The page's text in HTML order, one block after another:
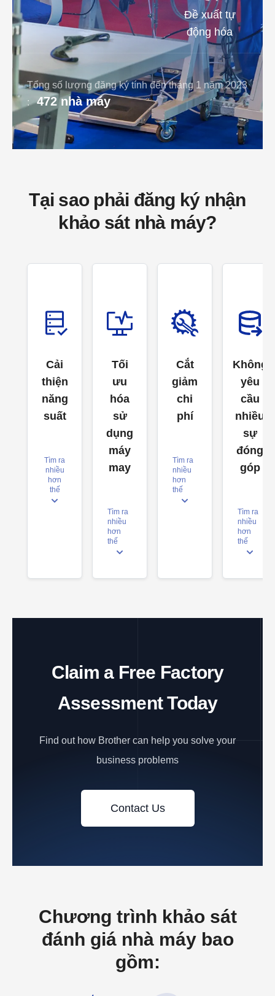
Đề xuất tự
động hóa
Tổng số lượng đăng ký tính đến tháng 1 năm 2023
: 472 nhà máy
Tại sao phải đăng ký nhận
khảo sát nhà máy?
Cải
thiện
năng
suất
Tìm ra
nhiều
hơn
thế
Tối
ưu
hóa
sử
dụng
máy
may
Tìm ra
nhiều
hơn
thế
Cắt
giảm
chi
phí
Tìm ra
nhiều
hơn
thế
Không
yêu
cầu
nhiều
sự
đóng
góp
Tìm ra
nhiều
hơn
thế
Claim a Free Factory
Assessment Today
Find out how Brother can help you solve your
business problems
Contact Us
Chương trình khảo sát
đánh giá nhà máy bao
gồm: